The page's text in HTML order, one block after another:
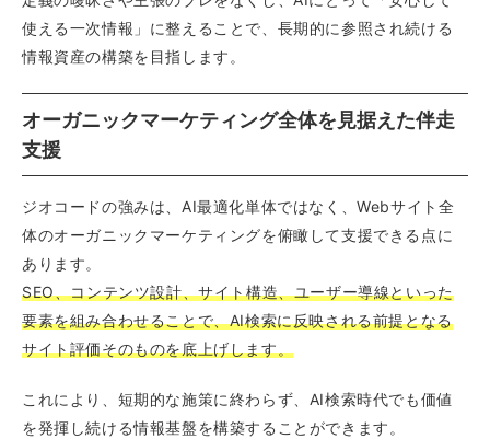
使える一次情報」に整えることで、長期的に参照され続ける
情報資産の構築を目指します。
オーガニックマーケティング全体を見据えた伴走
支援
ジオコードの強みは、AI最適化単体ではなく、Webサイト全
体のオーガニックマーケティングを俯瞰して支援できる点に
あります。
SEO、コンテンツ設計、サイト構造、ユーザー導線といった
要素を組み合わせることで、AI検索に反映される前提となる
サイト評価そのものを底上げします。
これにより、短期的な施策に終わらず、AI検索時代でも価値
を発揮し続ける情報基盤を構築することができます。